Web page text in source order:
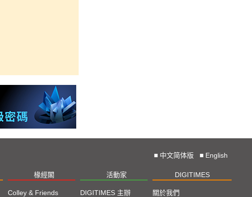
■ 中文简体版 ■ English
椽經閣 活動家 DIGITIMES
Colley & Friends
DIGITIMES 主辦
關於我們